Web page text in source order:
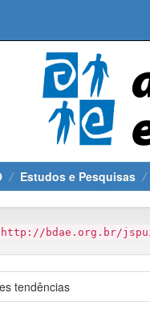
Estudos e Pesquisas
http://bdae.org.br/
tendências